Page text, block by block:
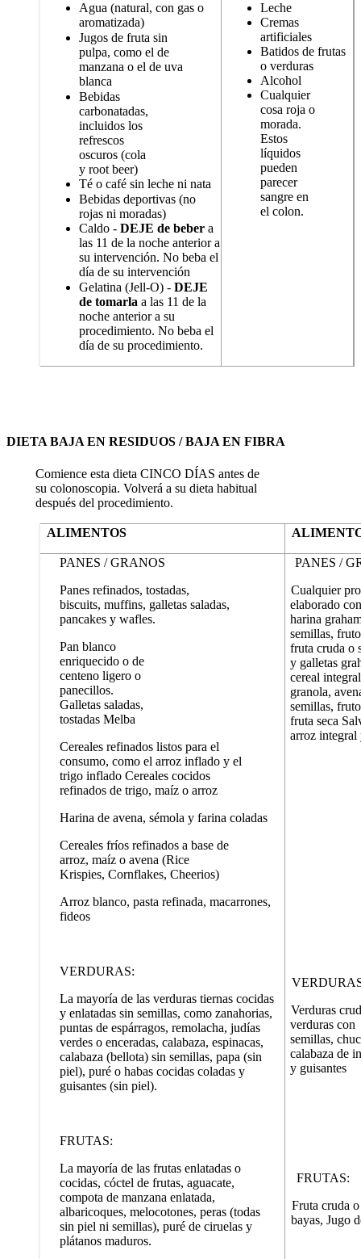
Agua (natural, con gas o
aromatizada)
Jugos de fruta sin
pulpa, como el de
manzana o el de uva
blanca
Bebidas
carbonatadas,
incluidos los
refrescos
oscuros (cola
y root beer)
Té o café sin leche ni nata
Bebidas deportivas (no
rojas ni moradas)
Caldo - DEJE de beber a
las 11 de la noche anterior a
su intervención. No beba el
día de su intervención
Gelatina (Jell-O) - DEJE
de tomarla a las 11 de la
noche anterior a su
procedimiento. No beba el
día de su procedimiento.
Leche
Cremas
artificiales
Batidos de frutas
o verduras
Alcohol
Cualquier
cosa roja o
morada.
Estos
líquidos
pueden
parecer
sangre en
el colon.
DIETA BAJA EN RESIDUOS / BAJA EN FIBRA
Comience esta dieta CINCO DÍAS antes de
su colonoscopia. Volverá a su dieta habitual
después del procedimiento.
ALIMENTOS
PANES / GRANOS
Panes refinados, tostadas,
biscuits, muffins, galletas saladas,
pancakes y wafles.
Pan blanco
enriquecido o de
centeno ligero o
panecillos.
Galletas saladas,
tostadas Melba
Cereales refinados listos para el
consumo, como el arroz inflado y el
trigo inflado Cereales cocidos
refinados de trigo, maíz o arroz
Harina de avena, sémola y farina coladas
Cereales fríos refinados a base de
arroz, maíz o avena (Rice
Krispies, Cornflakes, Cheerios)
Arroz blanco, pasta refinada, macarrones,
fideos
VERDURAS:
La mayoría de las verduras tiernas cocidas
y enlatadas sin semillas, como zanahorias,
puntas de espárragos, remolacha, judías
verdes o enceradas, calabaza, espinacas,
calabaza (bellota) sin semillas, papa (sin
piel), puré o habas cocidas coladas y
guisantes (sin piel).
FRUTAS:
La mayoría de las frutas enlatadas o
cocidas, cóctel de frutas, aguacate,
compota de manzana enlatada,
albaricoques, melocotones, peras (todas
sin piel ni semillas), puré de ciruelas y
plátanos maduros.
PANES /
Cualquier
elaborado
harina
semillas,
fruta cruda o
y galletas
cereal
granola,
semillas,
fruta seca
arroz integral
Verduras
verduras con
semillas,
calabaza de
y guisantes
FRUTAS:
Fruta cruda
bayas, Jugo